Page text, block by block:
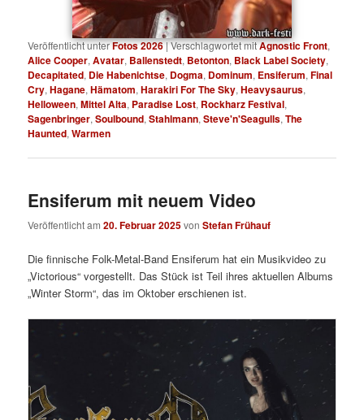
Veröffentlicht unterFotos 2026|Verschlagwortet mitAgnostic Front,
Alice Cooper,Avatar, Ballenstedt, Betonton, Black Label Society,
Decapitated, Die Habenichtse, Dogma, Dominum, Ensiferum,Final
Cry,Hagane,Hämatom,Harakiri For The Sky,Heavysaurus,
Helloween,Mittel Alta, Paradise Lost, Rockharz Festival,
Sagenbringer,Soulbound,Stahlmann,Steve'n'Seagulls,The
Haunted,Warmen
Ensiferum mit neuem Video
Veröffentlicht am20. Februar 2025vonStefan Frühauf
Die finnische Folk-Metal-Band Ensiferum hat ein Musikvideo zu
„Victorious“ vorgestellt. Das Stück ist Teil ihres aktuellen Albums
„Winter Storm“, das im Oktober erschienen ist.